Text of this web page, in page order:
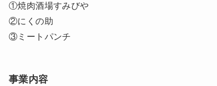
①焼肉酒場すみびや
②にくの助
③ミートパンチ
事業内容